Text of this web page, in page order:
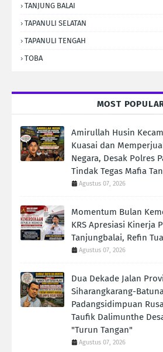
TANJUNG BALAI
TAPANULI SELATAN
TAPANULI TENGAH
TOBA
MOST
Amirullah Husin
Kuasai dan
Negara, Desak Polres
Tindak Tegas Mafia
Agustus 07, 2026
Momentum Bulan
KRS Apresiasi Kinerja
Tanjungbalai, Refin
Agustus 07, 2026
Dua Dekade Jalan
Siharangkarang-
Padangsidimpuan
Taufik Dalimunthe
"Turun Tangan"
Agustus 07, 2026